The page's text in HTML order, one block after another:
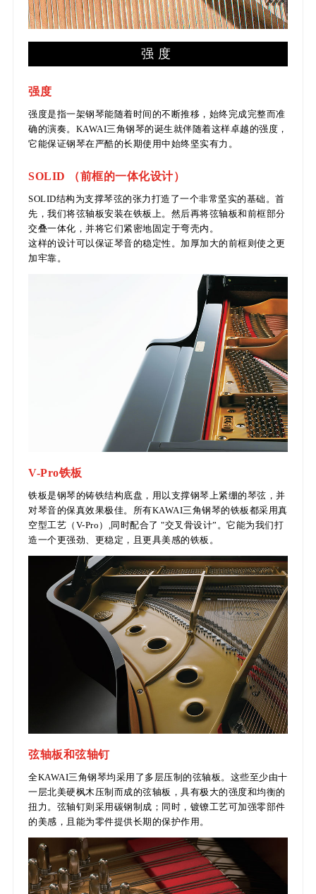
强度
强度
强度是指一架钢琴能随着时间的不断推移，始终完成完整而准
确的演奏。KAWAI三角钢琴的诞生就伴随着这样卓越的强度，
它能保证钢琴在严酷的长期使用中始终坚实有力。
SOLID （前框的一体化设计）
SOLID结构为支撑琴弦的张力打造了一个非常坚实的基础。首
先，我们将弦轴板安装在铁板上。然后再将弦轴板和前框部分
交叠一体化，并将它们紧密地固定于弯壳内。
这样的设计可以保证琴音的稳定性。加厚加大的前框则使之更
加牢靠。
V-Pro铁板
铁板是钢琴的铸铁结构底盘，用以支撑钢琴上紧绷的琴弦，并
对琴音的保真效果极佳。所有KAWAI三角钢琴的铁板都采用真
空型工艺（V-Pro）,同时配合了 "交叉骨设计”。它能为我们打
造一个更强劲、更稳定，且更具美感的铁板。
弦轴板和弦轴钉
全KAWAI三角钢琴均采用了多层压制的弦轴板。这些至少由十
一层北美硬枫木压制而成的弦轴板，具有极大的强度和均衡的
扭力。弦轴钉则采用碳钢制成；同时，镀镣工艺可加强零部件
的美感，且能为零件提供长期的保护作用。